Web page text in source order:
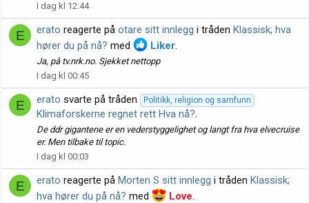
I dag kl 12:44
E erato reagerte på otare sitt innlegg i tråden Klassisk; hva
hører du på nå? med Liker.
Ja, på tv.nrk.no. Sjekket nettopp
I dag kl 00:45
E erato svarte på tråden Politikk, religion og samfunn
Klimaforskerne regnet rett Hva nå?.
De ddr gigantene er en vederstyggelighet og langt fra hva elvecruise
er. Men tilbake til topic.
I dag kl 00:03
E erato reagerte på Morten S sitt innlegg i tråden Klassisk;
hva hører du på nå? med Love.